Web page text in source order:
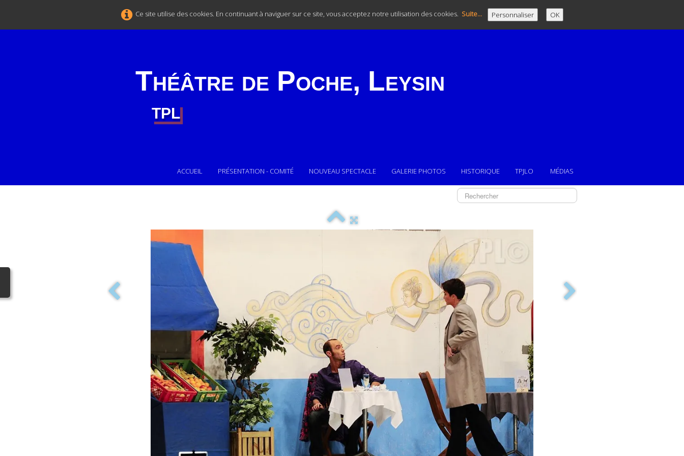
Ce site utilise des cookies. En continuant à naviguer sur ce site, vous acceptez notre utilisation des cookies. Suite... Personnaliser OK
Théâtre de Poche, Leysin
TPL
ACCUEIL PRÉSENTATION - COMITÉ NOUVEAU SPECTACLE GALERIE PHOTOS HISTORIQUE TPJLO MÉDIAS